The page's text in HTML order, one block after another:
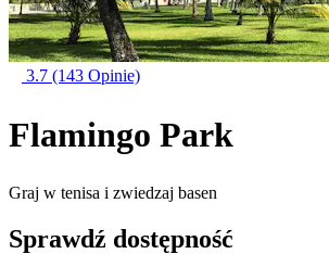
3.7 (143 Opinie)
Flamingo Park
Graj w tenisa i zwiedzaj basen
Sprawdź dostępność